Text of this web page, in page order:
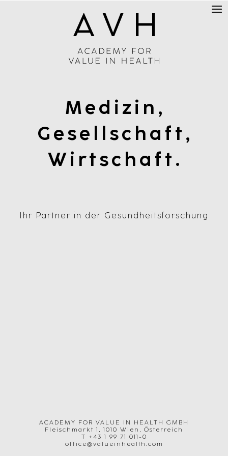
Medizin ,
Gesellschaft ,
Wirtschaft.
Ihr Partner in der Gesundheitsforschung
ACADEMY FOR VALUE IN HEALTH GMBH
Fleischmarkt 1, 1010 Wien, Österreich
T +43 1 99 71 011-0
office@valueinhealth.com